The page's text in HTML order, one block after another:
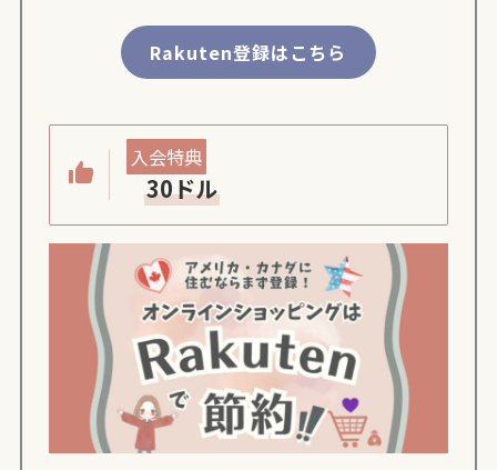
Rakuten登録はこちら
入会特典
30ドル